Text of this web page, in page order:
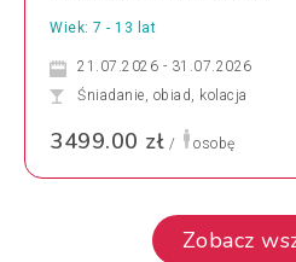
Wiek: 7 - 13 lat
21.07.2026 - 31.07.2026
Śniadanie, obiad, kolacja
3499.00 zł / osobę
Zobacz